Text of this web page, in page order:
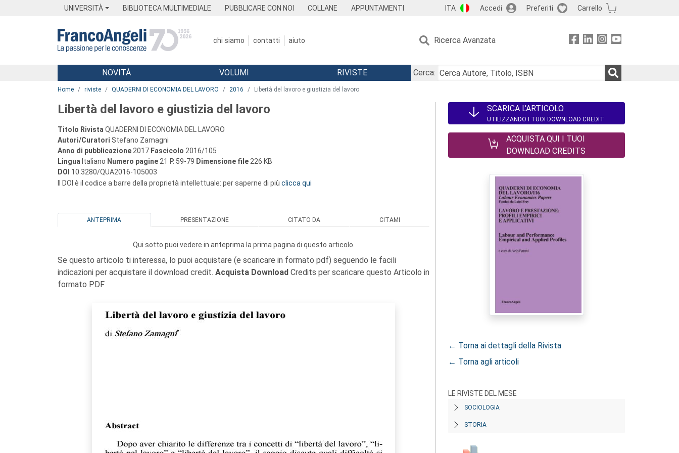
UNIVERSITÀ BIBLIOTECA MULTIMEDIALE PUBBLICARE CON NOI COLLANE APPUNTAMENTI ITA Accedi Preferiti Carrello
chi siamo contatti aiuto Ricerca Avanzata
Menu
NOVITÀ VOLUMI RIVISTE
Cerca:
Home riviste QUADERNI DI ECONOMIA DEL LAVORO 2016 Libertà del lavoro e giustizia del lavoro
Libertà del lavoro e giustizia del lavoro
Titolo Rivista QUADERNI DI ECONOMIA DEL LAVORO
Autori/Curatori Stefano Zamagni
Anno di pubblicazione 2017 Fascicolo 2016/105
Lingua Italiano Numero pagine 21 P. 59-79 Dimensione file 226 KB
DOI 10.3280/QUA2016-105003
Il DOI è il codice a barre della proprietà intellettuale: per saperne di più clicca qui
ANTEPRIMA PRESENTAZIONE CITATO DA CITAMI
Qui sotto puoi vedere in anteprima la prima pagina di questo articolo.
Se questo articolo ti interessa, lo puoi acquistare (e scaricare in formato pdf) seguendo le facili
indicazioni per acquistare il download credit. Acquista Download Credits per scaricare questo Articolo in
formato PDF
SCARICA L'ARTICOLO
UTILIZZANDO I TUOI DOWNLOAD CREDIT
ACQUISTA QUI I TUOI
DOWNLOAD CREDITS
← Torna ai dettagli della Rivista
← Torna agli articoli
LE RIVISTE DEL MESE
SOCIOLOGIA
STORIA